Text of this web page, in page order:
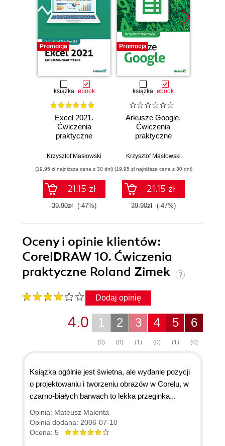
Promocja
książka ebook
Excel 2021.
Ćwiczenia
praktyczne
Krzysztof Masłowski
(19,95 zł najniższa cena z 30 dni)
21.15 zł
39.90zł (-47%)
Promocja
książka ebook
Arkusze Google.
Ćwiczenia
praktyczne
Krzysztof Masłowski
(19,95 zł najniższa cena z 30 dni)
21.15 zł
39.90zł (-47%)
Oceny i opinie klientów:
CorelDRAW 10. Ćwiczenia
praktyczne Roland Zimek
Dodaj opinię
6
(0)
5
(1)
4
(0)
3
(1)
2
(0)
1
(0)
4.0
Książka ogólnie jest świetna, ale wydanie pozycji
o projektowaniu i tworzeniu obrazów w Corelu, w
czarno-białych barwach to lekka przeginka...
Opinia: Mateusz Malenta
Opinia dodana: 2006-07-10
Ocena: 5